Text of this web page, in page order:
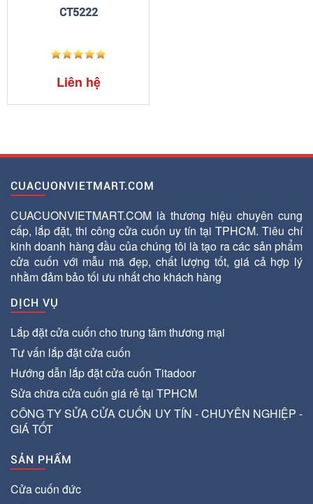
CT5222
Liên hệ
CUACUONVIETMART.COM
CUACUONVIETMART.COM là thương hiệu chuyên cung
cấp, lắp đặt, thi công cửa cuốn uy tín tại TPHCM. Tiêu chí
kinh doanh hàng đầu của chúng tôi là tạo ra các sản phẩm
cửa cuốn với mẫu mã đẹp, chất lượng tốt, giá cả hợp lý
nhằm đảm bảo tối ưu nhất cho khách hàng
DỊCH VỤ
Lắp đặt cửa cuốn cho trung tâm thương mại
Tư vấn lắp đặt cửa cuốn
Hướng dẫn lắp đặt cửa cuốn Titadoor
Sửa chữa cửa cuốn giá rẻ tại TPHCM
CÔNG TY SỬA CỬA CUỐN UY TÍN - CHUYÊN NGHIỆP -
GIÁ TỐT
SẢN PHẨM
Cửa cuốn đức